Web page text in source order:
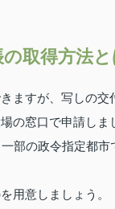
取得方法
ますが、写しの交
の窓口で申請しま
部の政令指定都
用意しましょう。